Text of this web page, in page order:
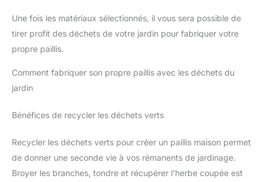
Une fois les matériaux sélectionnés, il vous sera possible de
tirer profit des déchets de votre jardin pour fabriquer votre
propre paillis.
Comment fabriquer son propre paillis avec les déchets du
jardin
Bénéfices de recycler les déchets verts
Recycler les déchets verts pour créer un paillis maison permet
de donner une seconde vie à vos rémanents de jardinage.
Broyer les branches, tondre et récupérer l’herbe coupée est